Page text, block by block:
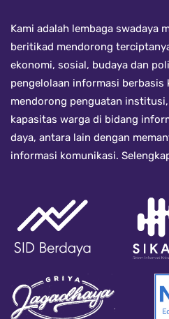
Kami adalah lembaga swadaya
beritikad mendorong
ekonomi, sosial, budaya dan
pengelolaan informasi berbasis
mendorong penguatan
kapasitas warga di bidang
daya, antara lain dengan
informasi komunikasi.